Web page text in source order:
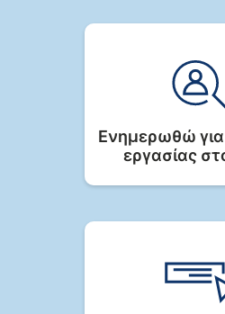
Ενημερωθώ για
εργασίας